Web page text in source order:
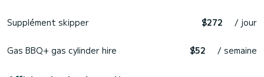
Supplément skipper $272 / jour
Gas BBQ+ gas cylinder hire $52 / semaine